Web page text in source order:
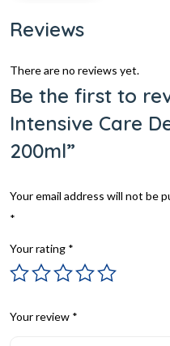
Reviews
There are no reviews yet.
Be the first to
Intensive Care
200ml”
Your email address will not be
*
Your rating *
Your review *